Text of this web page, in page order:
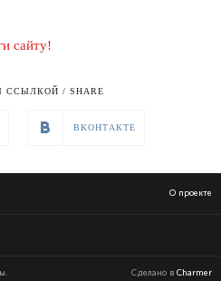
сайту!
ССЫЛКОЙ / SHARE
ВКОНТАКТЕ
О проекте
Сделано в Charmer